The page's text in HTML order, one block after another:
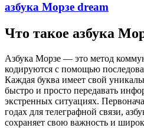
азбука Морзе dream
Что такое азбука
Азбука Морзе — это метод
кодируются с помощью
Каждая буква имеет свой
быстро и просто передавать
экстренных ситуациях.
годах для телеграфной связи,
сохраняет свою важность и